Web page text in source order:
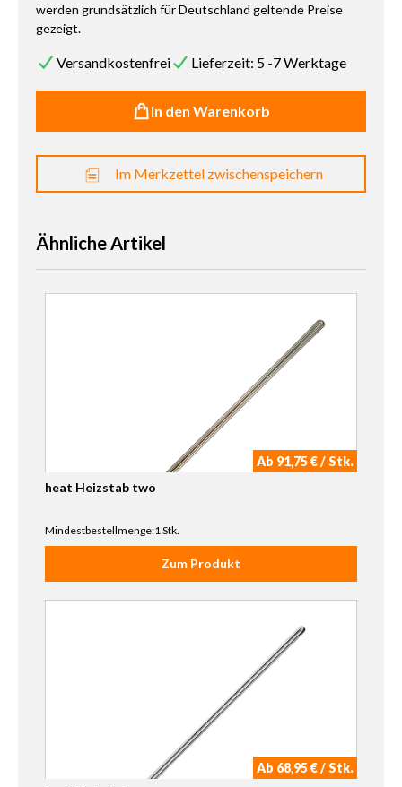
werden grundsätzlich für Deutschland geltende Preise
gezeigt.
Versandkostenfrei Lieferzeit: 5 -7 Werktage
In den Warenkorb
Im Merkzettel zwischenspeichern
Ähnliche Artikel
Ab 91,75 € / Stk.
heat Heizstab two
Mindestbestellmenge:1 Stk.
Zum Produkt
Ab 68,95 € / Stk.